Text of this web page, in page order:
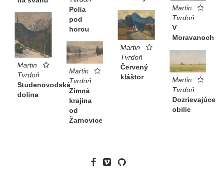
Polia
pod
horou
Martin
Tvrdoň
V
Moravanoch
Martin
Tvrdoň
Červený
kláštor
Martin
Tvrdoň
Studenovodská
dolina
Martin
Tvrdoň
Zimná
krajina
od
Žarnovice
Martin
Tvrdoň
Dozrievajúce
obilie